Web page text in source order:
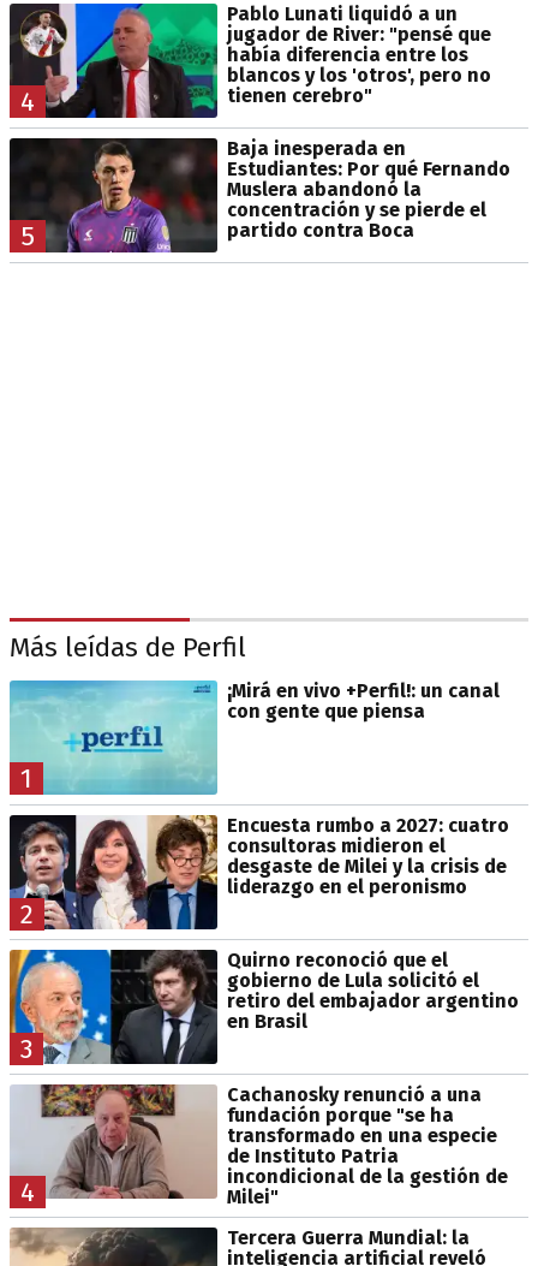
4
Pablo Lunati liquidó a un
jugador de River: "pensé que
había diferencia entre los
blancos y los 'otros', pero no
tienen cerebro"
5
Baja inesperada en
Estudiantes: Por qué Fernando
Muslera abandonó la
concentración y se pierde el
partido contra Boca
Más leídas de Perfil
1
¡Mirá en vivo +Perfil!: un canal
con gente que piensa
2
Encuesta rumbo a 2027: cuatro
consultoras midieron el
desgaste de Milei y la crisis de
liderazgo en el peronismo
3
Quirno reconoció que el
gobierno de Lula solicitó el
retiro del embajador argentino
en Brasil
4
Cachanosky renunció a una
fundación porque "se ha
transformado en una especie
de Instituto Patria
incondicional de la gestión de
Milei"
Tercera Guerra Mundial: la
inteligencia artificial reveló